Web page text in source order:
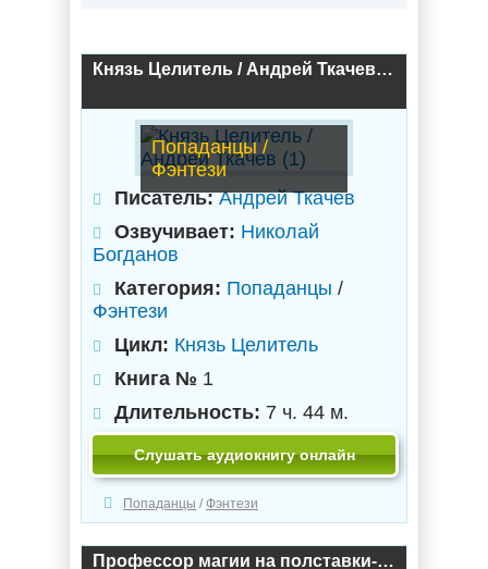
Князь Целитель / Андрей Ткачев (1)
Попаданцы /
Фэнтези
Писатель: Андрей Ткачев
Озвучивает: Николай
Богданов
Категория: Попаданцы /
Фэнтези
Цикл: Князь Целитель
Книга № 1
Длительность: 7 ч. 44 м.
Слушать аудиокнигу онлайн
Попаданцы / Фэнтези
Профессор магии на полставки-2 / Андрей Ткачев, Георгий Сомхиев (2)